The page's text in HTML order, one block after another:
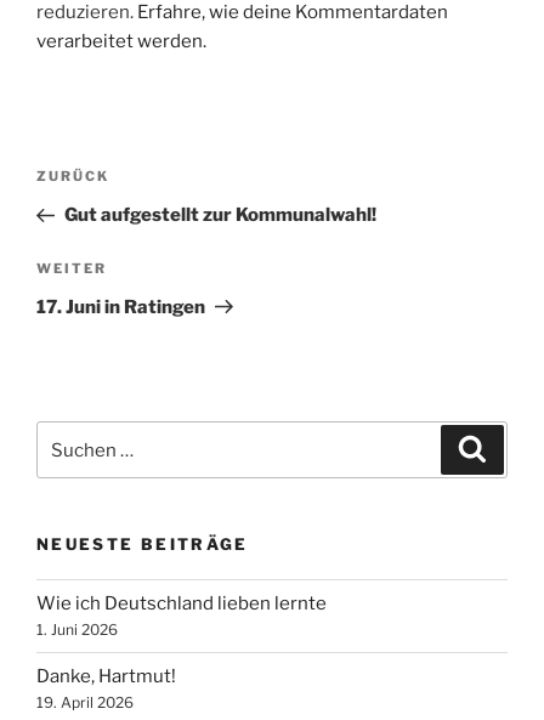
reduzieren. Erfahre, wie deine Kommentardaten
verarbeitet werden.
Beitragsnavigation
Vorheriger
Beitrag
ZURÜCK
Gut aufgestellt zur Kommunalwahl!
Nächster
Beitrag
WEITER
17. Juni in Ratingen
nach:
NEUESTE BEITRÄGE
Wie ich Deutschland lieben lernte
1. Juni 2026
Danke, Hartmut!
19. April 2026